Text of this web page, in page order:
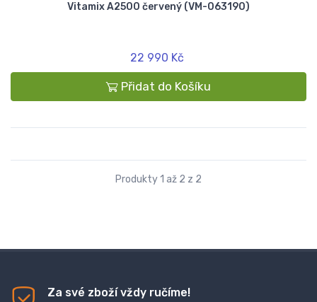
Vitamix A2500 červený (VM-063190)
22 990 Kč
Přidat do Košíku
Produkty 1 až 2 z 2
Za své zboží vždy ručíme!